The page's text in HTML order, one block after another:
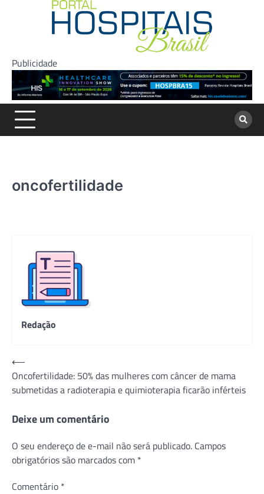
Publicidade
oncofertilidade
Redação
Navegação
de
Post
⟵
Oncofertilidade: 50% das mulheres com câncer de mama
submetidas a radioterapia e quimioterapia ficarão inférteis
Deixe um comentário
O seu endereço de e-mail não será publicado. Campos
obrigatórios são marcados com *
Comentário *